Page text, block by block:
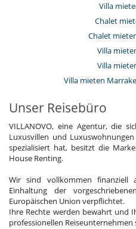
Villa
Chalet
Chalet
Villa
Villa
Villa mieten
Unser Reisebüro
VILLANOVO, eine Agentur, die
Luxusvillen und
spezialisiert hat, besitzt die
House Renting.
Wir sind vollkommen finanziell
Einhaltung der
Europäischen Union verpflichtet.
Ihre Rechte werden bewahrt und
professionellen Reiseunternehmen